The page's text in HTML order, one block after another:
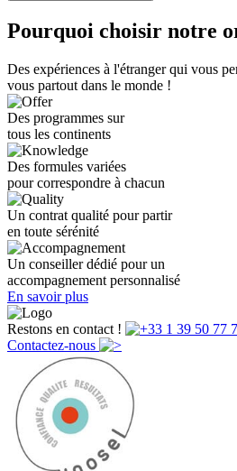
Pourquoi choisir notre
Des expériences à l'étranger qui vous
vous partout dans le monde !
Des programmes sur
tous les continents
Des formules variées
pour correspondre à chacun
Un contrat qualité pour partir
en toute sérénité
Un conseiller dédié pour un
accompagnement personnalisé
En savoir plus
Restons en contact !
Contactez-nous